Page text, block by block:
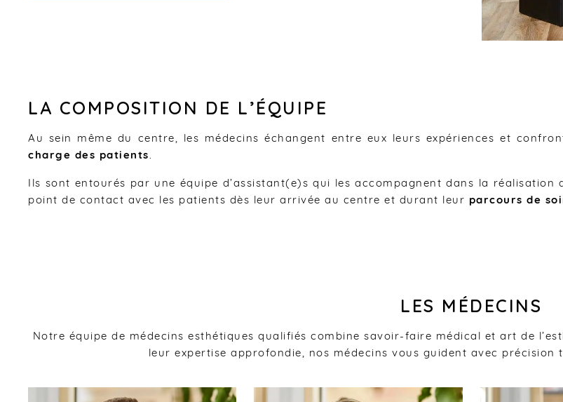
LA COMPOSITION DE L’ÉQUIPE
Au sein même du centre, les médecins échangent entre eux leurs expériences et
charge des patients.
Ils sont entourés par une équipe d’assistant(e)s qui les accompagnent dans la
point de contact avec les patients dès leur arrivée au centre et durant leur parcours de
LES MÉDECINS
Notre équipe de médecins esthétiques qualifiés combine savoir-faire médical et art de
leur expertise approfondie, nos médecins vous guident avec